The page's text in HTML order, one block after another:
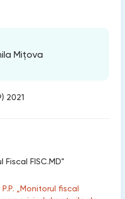
Mițova
2021
FISC.MD"
„Monitorul fiscal